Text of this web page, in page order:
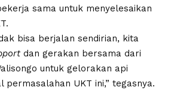
sama untuk menyelesaikan
bisa berjalan sendirian, kita
dan gerakan bersama dari
untuk gelorakan api
permasalahan UKT ini,” tegasnya.